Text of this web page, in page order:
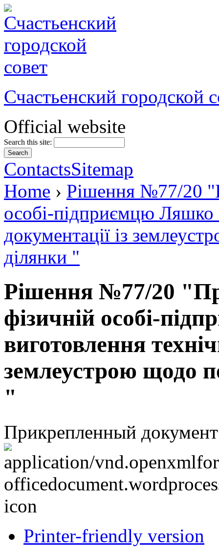
Счастьенский городской
Official website
Search this site:
ContactsSitemap
Home › Рішення №77/20
особі-підприємцю Ляшко
документації із
ділянки "
Рішення №77/20
фізичній особі-
виготовлення
землеустрою щодо
"
Прикрепленный
Printer-friendly version